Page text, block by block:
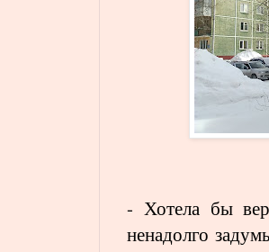
- Хотела бы
ненадолго